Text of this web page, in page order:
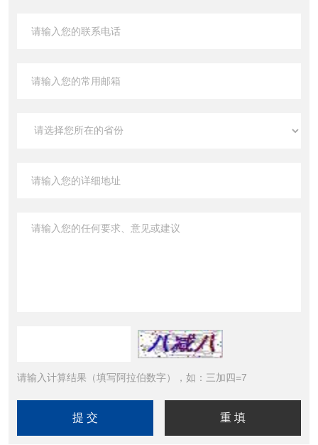
请输入计算结果（填写阿拉伯数字），如：三加四=7